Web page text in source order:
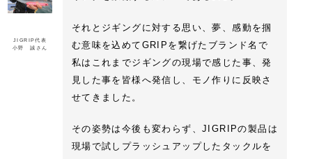
JIGRIP代表
小野 誠さん
それとジギングに対する思い、夢、感動を掴
む意味を込めてGRIPを繋げたブランド名で
私はこれまでジギングの現場で感じた事、発
見した事を皆様へ発信し、モノ作りに反映さ
せてきました。
その姿勢は今後も変わらず、JIGRIPの製品は
現場で試しプラッシュアップしたタックルを